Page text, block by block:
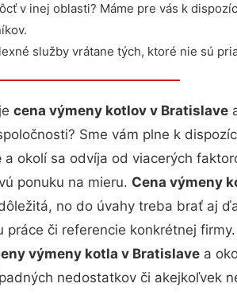
v inej oblasti? Máme pre vás k
služby vrátane tých, ktoré nie sú
cena výmeny kotlov v Bratislave
Sme vám plne k
a okolí sa odvíja od viacerých
ponuku na mieru. Cena výmeny
no do úvahy treba brať aj
práce či referencie konkrétnej
výmeny kotla v Bratislave a
nedostatkov či akejkoľvek